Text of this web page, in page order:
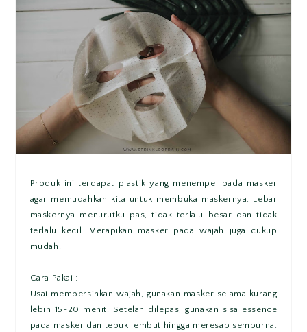
Produk ini terdapat plastik yang menempel pada masker
agar memudahkan kita untuk membuka maskernya. Lebar
maskernya menurutku pas, tidak terlalu besar dan tidak
terlalu kecil. Merapikan masker pada wajah juga cukup
mudah.
Cara Pakai :
Usai membersihkan wajah, gunakan masker selama kurang
lebih 15~20 menit. Setelah dilepas, gunakan sisa essence
pada masker dan tepuk lembut hingga meresap sempurna.